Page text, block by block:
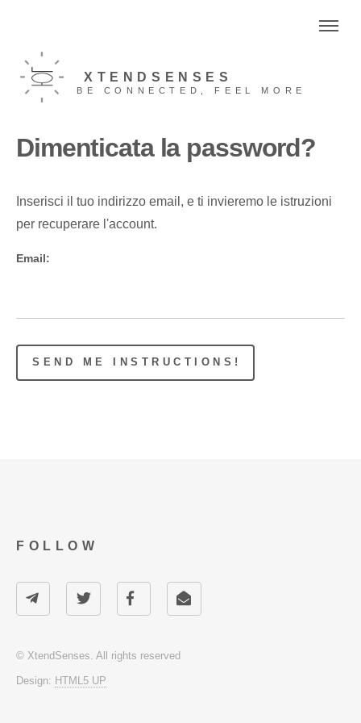
XTENDSENSES
BE CONNECTED, FEEL MORE
Dimenticata la password?
Inserisci il tuo indirizzo email, e ti invieremo le istruzioni
per recuperare l'account.
Email:
FOLLOW
© XtendSenses. All rights reserved
Design: HTML5 UP